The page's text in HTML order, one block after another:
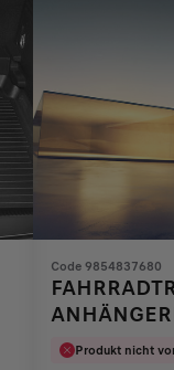
Code 9854837680
Produkt nicht